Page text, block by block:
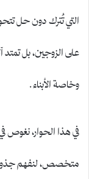
التي تُترك دون حل
على الزوجين، بل تمتد
وخاصة الأبناء.
في هذا الحوار،
متخصص، لنفهم